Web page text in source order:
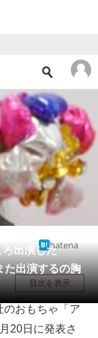
出演した
出演するの胸
hatena
目次を表示
おもちゃ「ア
20日に発表さ